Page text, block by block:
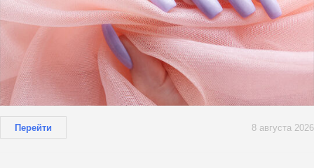
Перейти 8 августа 2026